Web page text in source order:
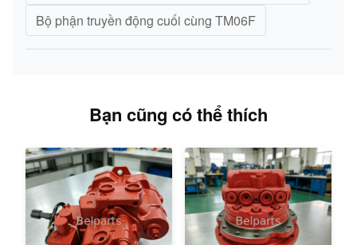
Bộ phận truyền động cuối cùng TM06F
Bạn cũng có thể thích